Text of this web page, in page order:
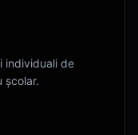
individuali de
școlar.